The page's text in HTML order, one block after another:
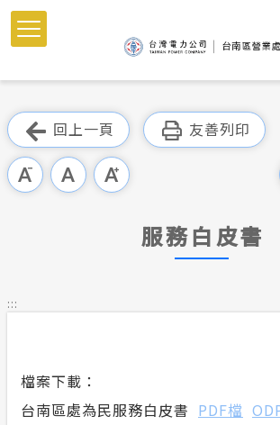
跳
容
區
塊
跳過此工具列
回上一頁 友善列印
服務白皮書
:::
檔案下載：
台南區處為民服務白皮書 PDF檔